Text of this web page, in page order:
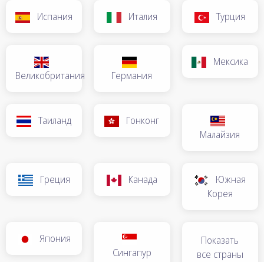
Испания Италия Турция
Великобритания Германия
Мексика
Таиланд
Гонконг
Малайзия
Греция Канада
Южная
Корея
Япония
Сингапур
Показать
все страны